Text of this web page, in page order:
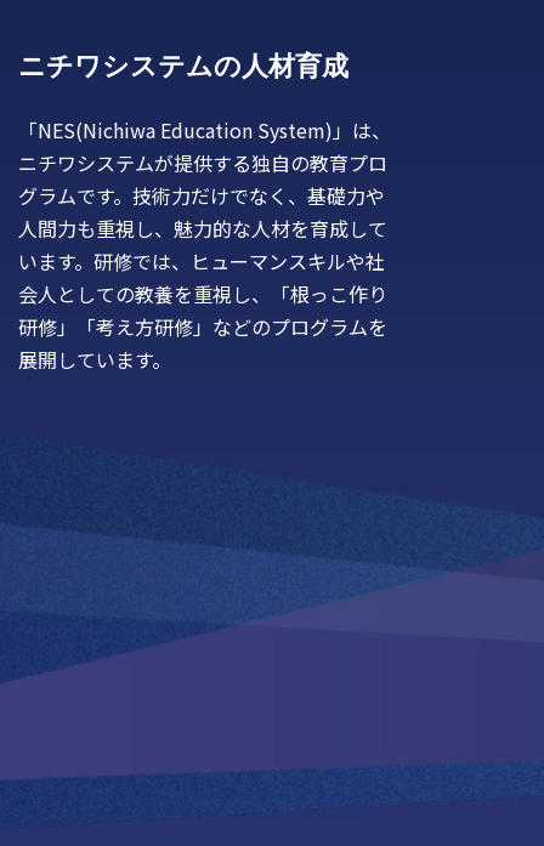
ニチワシステムの人材育成
「NES(Nichiwa Education System)」は、
ニチワシステムが提供する独自の教育プロ
グラムです。技術力だけでなく、基礎力や
人間力も重視し、魅力的な人材を育成して
います。研修では、ヒューマンスキルや社
会人としての教養を重視し、「根っこ作り
研修」「考え方研修」などのプログラムを
展開しています。